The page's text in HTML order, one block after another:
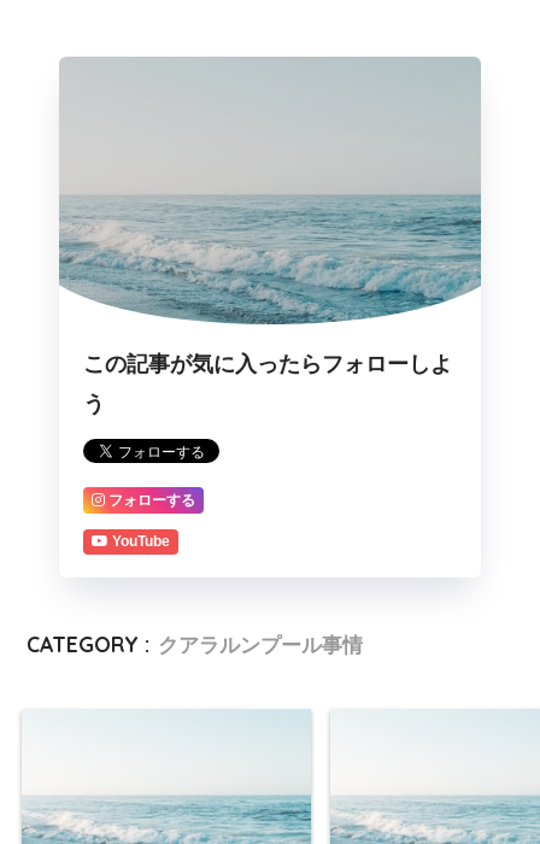
この記事が気に入ったらフォローしよ
う
フォローする
YouTube
CATEGORY : クアラルンプール事情